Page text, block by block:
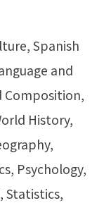
Spanish
and
Composition,
History,
Psychology,
Statistics,